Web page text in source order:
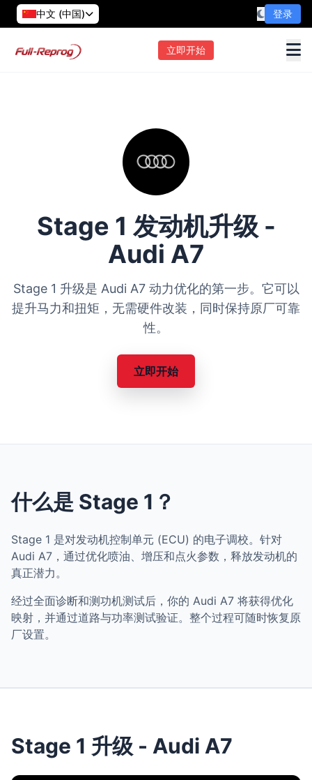
中文 (中国) 登录
立即开始
Stage 1 发动机升级 -
Audi A7
Stage 1 升级是 Audi A7 动力优化的第一步。它可以
提升马力和扭矩，无需硬件改装，同时保持原厂可靠
性。
立即开始
什么是 Stage 1？
Stage 1 是对发动机控制单元 (ECU) 的电子调校。针对
Audi A7，通过优化喷油、增压和点火参数，释放发动机的
真正潜力。
经过全面诊断和测功机测试后，你的 Audi A7 将获得优化
映射，并通过道路与功率测试验证。整个过程可随时恢复原
厂设置。
Stage 1 升级 - Audi A7